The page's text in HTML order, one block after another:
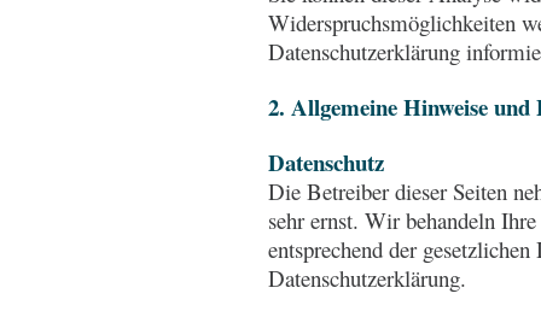
Widerspruchsmöglichkeiten
Datenschutzerklärung
2. Allgemeine Hinweise
Datenschutz
Die Betreiber dieser Seiten
sehr ernst. Wir behandeln
entsprechend der
Datenschutzerklärung.